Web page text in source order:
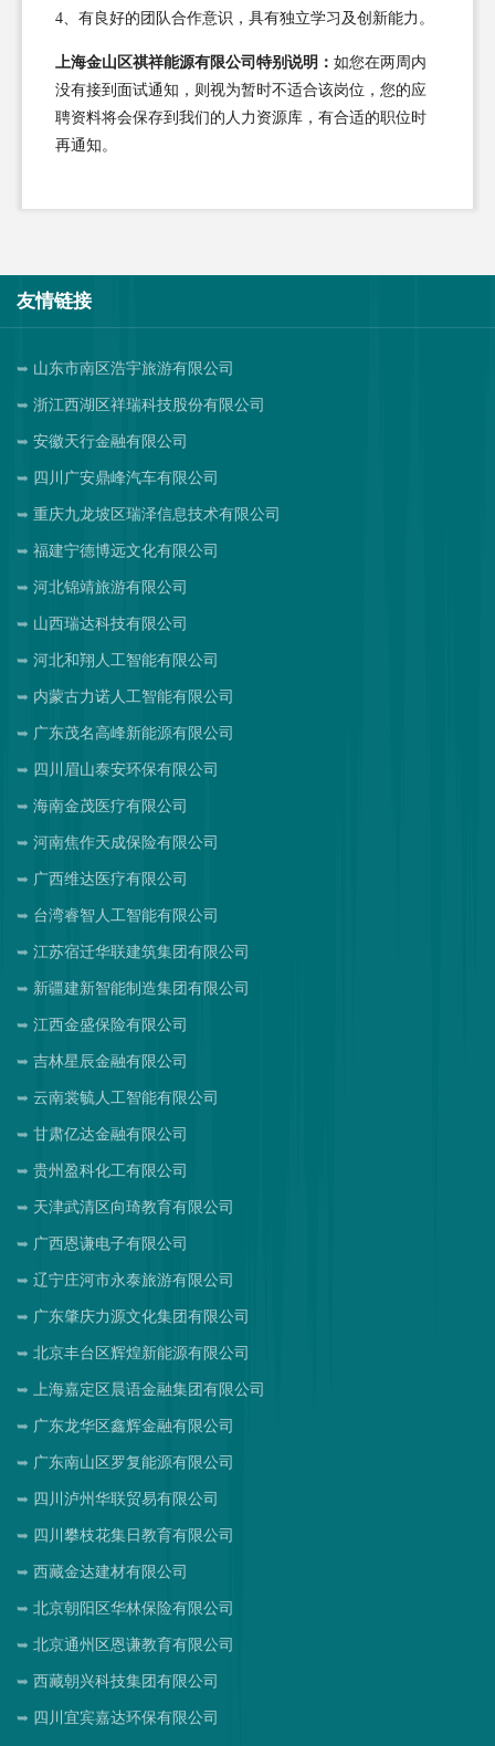
4、有良好的团队合作意识，具有独立学习及创新能力。
上海金山区祺祥能源有限公司特别说明： 如您在两周内
没有接到面试通知，则视为暂时不适合该岗位，您的应
聘资料将会保存到我们的人力资源库，有合适的职位时
再通知。
友情链接
山东市南区浩宇旅游有限公司
浙江西湖区祥瑞科技股份有限公司
安徽天行金融有限公司
四川广安鼎峰汽车有限公司
重庆九龙坡区瑞泽信息技术有限公司
福建宁德博远文化有限公司
河北锦靖旅游有限公司
山西瑞达科技有限公司
河北和翔人工智能有限公司
内蒙古力诺人工智能有限公司
广东茂名高峰新能源有限公司
四川眉山泰安环保有限公司
海南金茂医疗有限公司
河南焦作天成保险有限公司
广西维达医疗有限公司
台湾睿智人工智能有限公司
江苏宿迁华联建筑集团有限公司
新疆建新智能制造集团有限公司
江西金盛保险有限公司
吉林星辰金融有限公司
云南裳毓人工智能有限公司
甘肃亿达金融有限公司
贵州盈科化工有限公司
天津武清区向琦教育有限公司
广西恩谦电子有限公司
辽宁庄河市永泰旅游有限公司
广东肇庆力源文化集团有限公司
北京丰台区辉煌新能源有限公司
上海嘉定区晨语金融集团有限公司
广东龙华区鑫辉金融有限公司
广东南山区罗复能源有限公司
四川泸州华联贸易有限公司
四川攀枝花集日教育有限公司
西藏金达建材有限公司
北京朝阳区华林保险有限公司
北京通州区恩谦教育有限公司
西藏朝兴科技集团有限公司
四川宜宾嘉达环保有限公司